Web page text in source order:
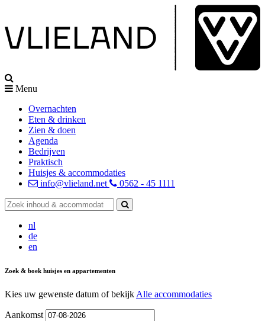
Menu
Overnachten
Eten & drinken
Zien & doen
Agenda
Bedrijven
Praktisch
Huisjes & accommodaties
info@vlieland.net
0562 - 45 1111
nl
de
en
Zoek & boek huisjes en appartementen
Kies uw gewenste datum of bekijk Alle accommodaties
Aankomst